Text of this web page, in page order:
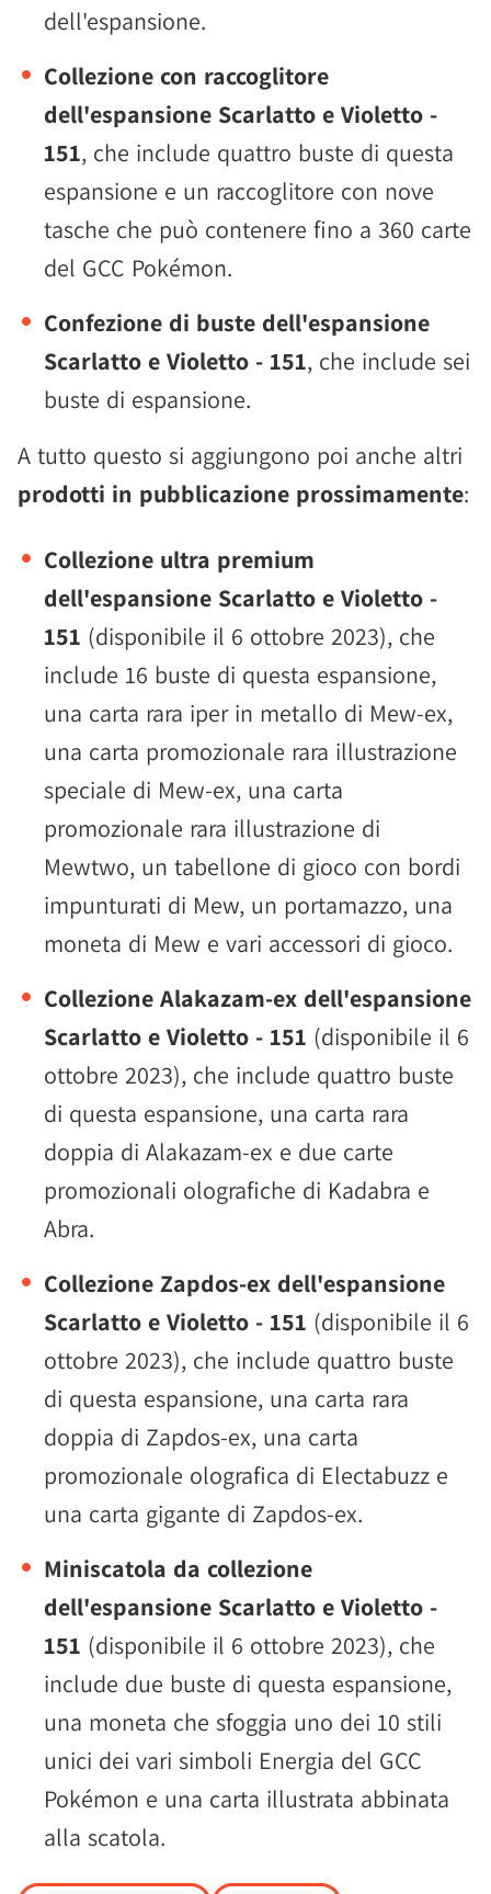
dell'espansione.
Collezione con raccoglitore
dell'espansione Scarlatto e Violetto -
151, che include quattro buste di questa
espansione e un raccoglitore con nove
tasche che può contenere fino a 360 carte
del GCC Pokémon.
Confezione di buste dell'espansione
Scarlatto e Violetto - 151, che include sei
buste di espansione.
A tutto questo si aggiungono poi anche altri
prodotti in pubblicazione prossimamente:
Collezione ultra premium
dell'espansione Scarlatto e Violetto -
151 (disponibile il 6 ottobre 2023), che
include 16 buste di questa espansione,
una carta rara iper in metallo di Mew-ex,
una carta promozionale rara illustrazione
speciale di Mew-ex, una carta
promozionale rara illustrazione di
Mewtwo, un tabellone di gioco con bordi
impunturati di Mew, un portamazzo, una
moneta di Mew e vari accessori di gioco.
Collezione Alakazam-ex dell'espansione
Scarlatto e Violetto - 151 (disponibile il 6
ottobre 2023), che include quattro buste
di questa espansione, una carta rara
doppia di Alakazam-ex e due carte
promozionali olografiche di Kadabra e
Abra.
Collezione Zapdos-ex dell'espansione
Scarlatto e Violetto - 151 (disponibile il 6
ottobre 2023), che include quattro buste
di questa espansione, una carta rara
doppia di Zapdos-ex, una carta
promozionale olografica di Electabuzz e
una carta gigante di Zapdos-ex.
Miniscatola da collezione
dell'espansione Scarlatto e Violetto -
151 (disponibile il 6 ottobre 2023), che
include due buste di questa espansione,
una moneta che sfoggia uno dei 10 stili
unici dei vari simboli Energia del GCC
Pokémon e una carta illustrata abbinata
alla scatola.